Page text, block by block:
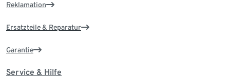
Reklamation
Ersatzteile & Reparatur
Garantie
Service & Hilfe